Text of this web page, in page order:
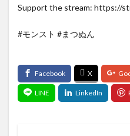
Support the stream: https://
#モンスト #まつぬん